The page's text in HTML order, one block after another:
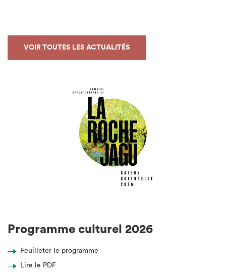
VOIR TOUTES LES ACTUALITÉS
Programme culturel 2026
Feuilleter le programme
Lire le PDF